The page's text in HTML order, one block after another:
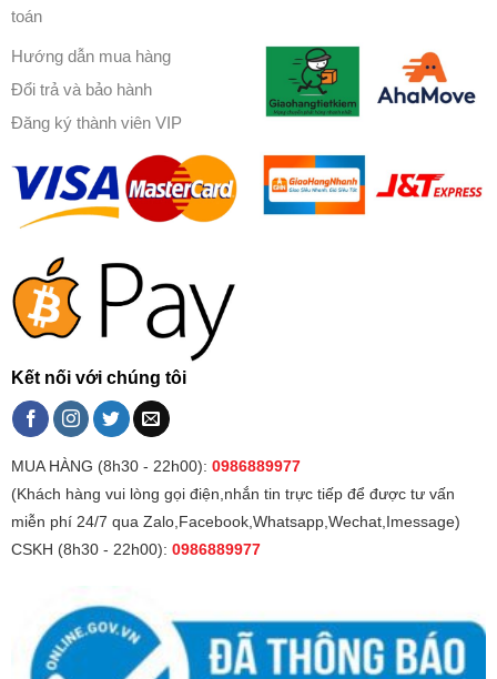
toán
Hướng dẫn mua hàng
Đổi trả và bảo hành
Đăng ký thành viên VIP
Kết nối với chúng tôi
MUA HÀNG (8h30 - 22h00): 0986889977
(Khách hàng vui lòng gọi điện,nhắn tin trực tiếp để được tư vấn
miễn phí 24/7 qua Zalo,Facebook,Whatsapp,Wechat,Imessage)
CSKH (8h30 - 22h00): 0986889977